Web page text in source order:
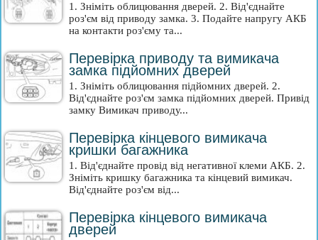
1. Зніміть облицювання дверей. 2. Від'єднайте
роз'єм від приводу замка. 3. Подайте напругу АКБ
на контакти роз'єму та...
Перевірка приводу та вимикача
замка підйомних дверей
1. Зніміть облицювання підйомних дверей. 2.
Від'єднайте роз'єм замка підйомних дверей. Привід
замку Вимикач приводу...
Перевірка кінцевого вимикача
кришки багажника
1. Від'єднайте провід від негативної клеми АКБ. 2.
Зніміть кришку багажника та кінцевий вимикач.
Від'єднайте роз'єм від...
Перевірка кінцевого вимикача
дверей